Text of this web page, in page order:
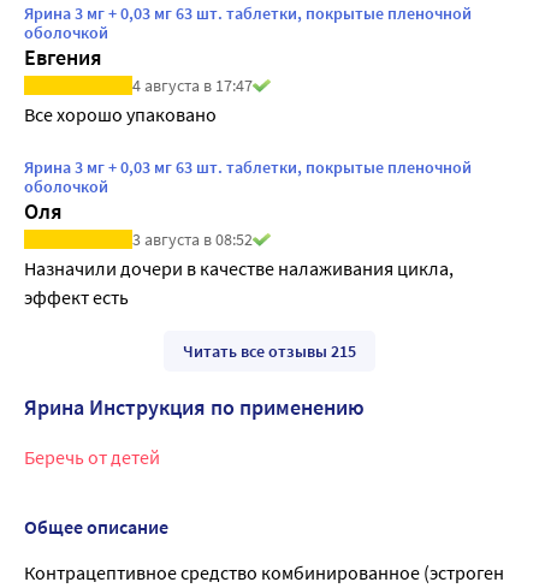
Ярина 3 мг + 0,03 мг 63 шт. таблетки, покрытые пленочной
оболочкой
Евгения
4 августа в 17:47
Все хорошо упаковано
Ярина 3 мг + 0,03 мг 63 шт. таблетки, покрытые пленочной
оболочкой
Оля
3 августа в 08:52
Назначили дочери в качестве налаживания цикла,
эффект есть
Читать все отзывы 215
Ярина Инструкция по применению
Беречь от детей
Общее описание
Контрацептивное средство комбинированное (эстроген